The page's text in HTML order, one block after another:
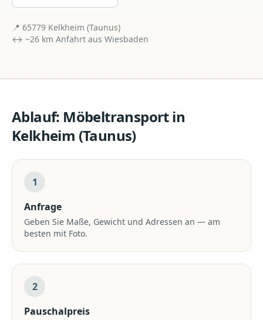
📍 65779 Kelkheim (Taunus)
↔ ~26 km Anfahrt aus Wiesbaden
Ablauf: Möbeltransportin
Kelkheim (Taunus)
1
Anfrage
Geben Sie Maße, Gewicht und Adressen an — am
besten mit Foto.
2
Pauschalpreis